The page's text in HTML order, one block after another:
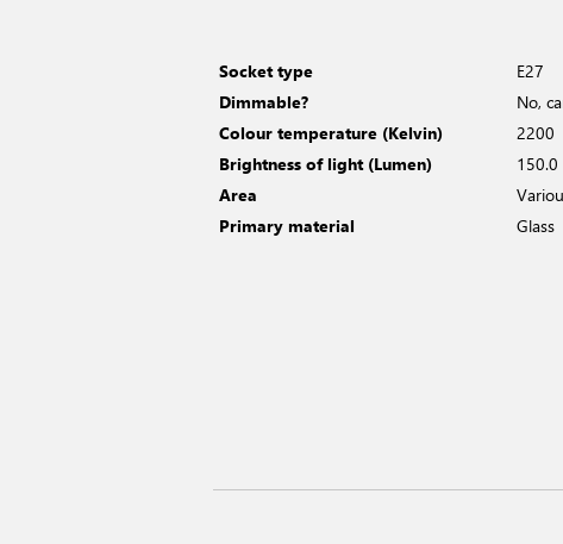
Socket type
E27
Dimmable?
No,
Colour temperature (Kelvin)
2200
Brightness of light (Lumen)
150.0
Area
Primary material
Glass